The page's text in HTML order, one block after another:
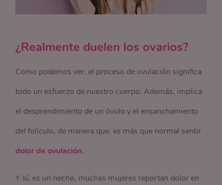
¿Realmente duelen los ovarios?
Como podemos ver, el proceso de ovulación significa
todo un esfuerzo de nuestro cuerpo. Además, implica
el desprendimiento de un óvulo y el ensanchamiento
del folículo, de manera que, es más que normal sentir
dolor de ovulación.
Y sí, es un hecho, muchas mujeres reportan dolor en